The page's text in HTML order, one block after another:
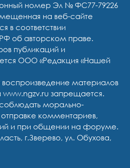
номер Эл № ФС77-79226
на веб-сайте
в соответствии
об авторском праве.
публикаций и
ООО «Редакция «Нашей
воспроизведение материалов
запрещается.
морально-
комментариев,
и при общении на форуме.
г.Зверево, ул. Обухова,